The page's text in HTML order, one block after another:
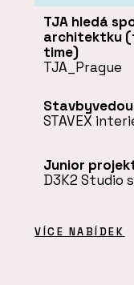
TJA hledá
architektku
time)
TJA_Prague
STAVEX
Junior
D3K2 Studio
VÍCE NABÍDEK